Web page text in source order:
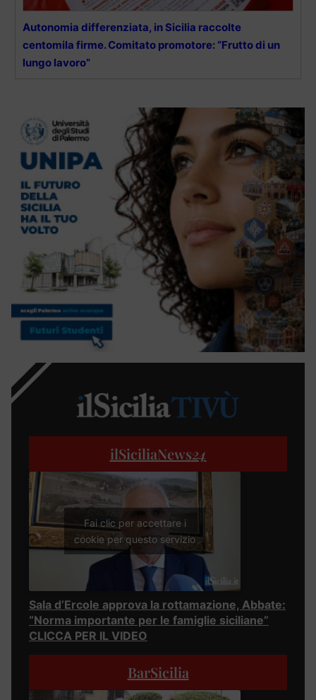
Autonomia differenziata, in Sicilia raccolte
centomila firme. Comitato promotore: “Frutto di un
lungo lavoro”
ilSiciliaNews24
Fai clic per accettare i
cookie per questo servizio
Sala d’Ercole approva la rottamazione, Abbate:
“Norma importante per le famiglie siciliane”
CLICCA PER IL VIDEO
BarSicilia